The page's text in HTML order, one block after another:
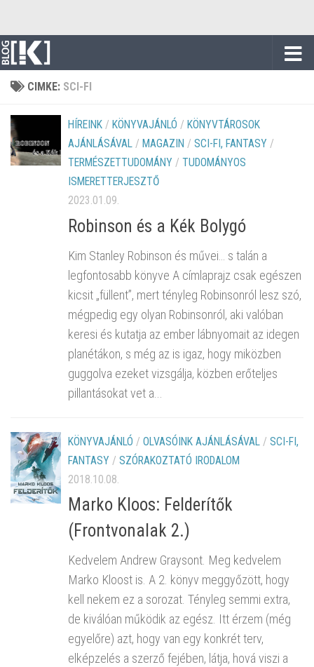
CIMKE: SCI-FI
HÍREINK / KÖNYVAJÁNLÓ / KÖNYVTÁROSOK
AJÁNLÁSÁVAL / MAGAZIN / SCI-FI, FANTASY /
TERMÉSZETTUDOMÁNY / TUDOMÁNYOS
ISMERETTERJESZTŐ
2023.01.09.
Robinson és a Kék Bolygó
Kim Stanley Robinson és művei… s talán a
legfontosabb könyve A címlaprajz csak egészen
kicsit „füllent”, mert tényleg Robinsonról lesz szó,
mégpedig egy olyan Robinsonról, aki valóban
keresi és kutatja az ember lábnyomait az idegen
planétákon, s még az is igaz, hogy miközben
guggolva ezeket vizsgálja, közben erőteljes
pillantásokat vet a...
KÖNYVAJÁNLÓ / OLVASÓINK AJÁNLÁSÁVAL / SCI-FI,
FANTASY / SZÓRAKOZTATÓ IRODALOM
2018.10.08.
Marko Kloos: Felderítők
(Frontvonalak 2.)
Kedvelem Andrew Graysont. Meg kedvelem
Marko Kloost is. A 2. könyv meggyőzött, hogy
kell nekem ez a sorozat. Tényleg semmi extra,
de kiválóan működik az egész. Itt érzem (még
egyelőre) azt, hogy van egy konkrét terv,
elképzelés a szerző fejében, látja, hová viszi a